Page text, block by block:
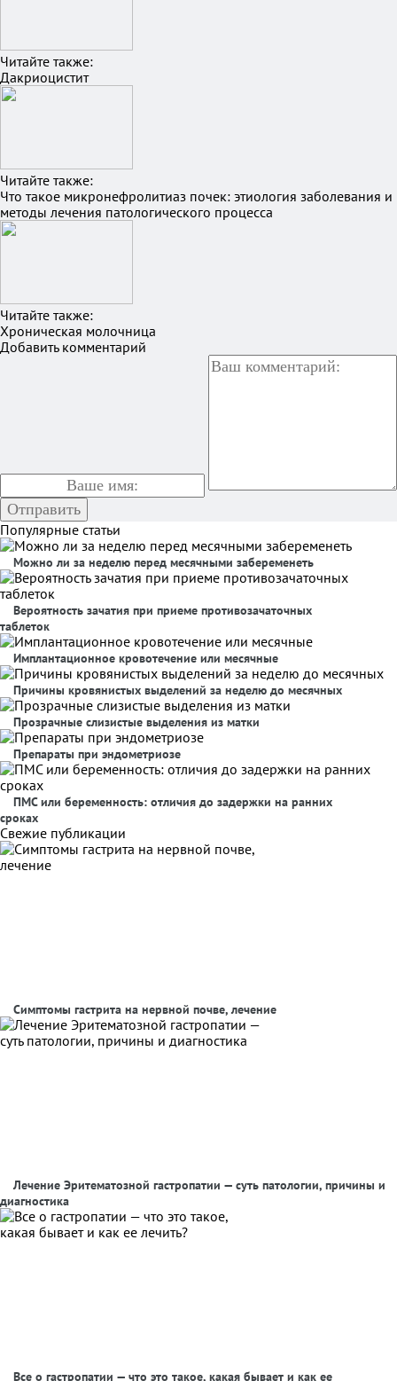
Читайте также:
Дакриоцистит
Читайте также:
Что такое микронефролитиаз почек: этиология заболевания и
методы лечения патологического процесса
Читайте также:
Хроническая молочница
Добавить комментарий
Популярные статьи
Можно ли за неделю перед месячными забеременеть
Вероятность зачатия при приеме противозачаточных
таблеток
Имплантационное кровотечение или месячные
Причины кровянистых выделений за неделю до месячных
Прозрачные слизистые выделения из матки
Препараты при эндометриозе
ПМС или беременность: отличия до задержки на ранних
сроках
Свежие публикации
Симптомы гастрита на нервной почве, лечение
Лечение Эритематозной гастропатии — суть патологии, причины и
диагностика
Все о гастропатии — что это такое, какая бывает и как ее